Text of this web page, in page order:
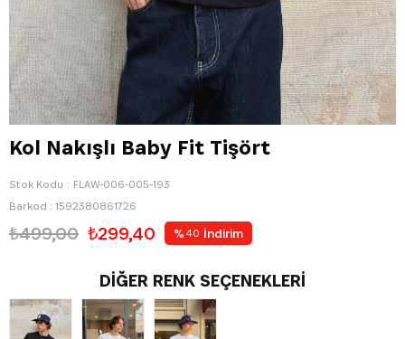
Kol Nakışlı Baby Fit Tişört
Stok Kodu
FLAW-006-005-193
Barkod : 1592380861726
₺499,00 ₺299,40 % 40 İndirim
DIĞER RENK SEÇENEKLERI